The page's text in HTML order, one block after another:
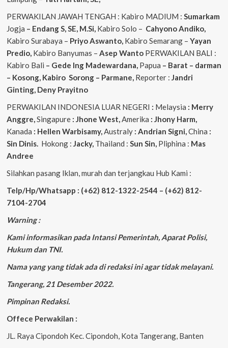
PERWAKILAN JAWAH TENGAH : Kabiro MADIUM : Sumarkam
Jogja – Endang S, SE, M.Si, Kabiro Solo – CahyonoAndiko,
Kabiro Surabaya – PriyoAswanto, Kabiro Semarang – Yayan
Predio, Kabiro Banyumas – Asep WantoPERWAKILAN BALI :
Kabiro Bali – Gede Ing Madewardana, Papua – Barat – darman
– Kosong, Kabiro Sorong – Parmane, Reporter : Jandri
Ginting, Deny Prayitno
PERWAKILAN INDONESIA LUAR NEGERI : Melaysia : Merry
Anggre,Singapure: Jhone West,Amerika : Jhony Harm,
Kanada : Hellen Warbisamy,Australy : Andrian Signi,China :
Sin Dinis. Hokong : Jacky, Thailand : Sun Sin, Pliphina : Mas
Andree
Silahkan pasang Iklan, murah dan terjangkau Hub Kami :
Telp/Hp/Whatsapp : (+62) 812-1322-2544 – (+62) 812-
7104-2704
Warning :
Kami informasikan pada Intansi Pemerintah, Aparat Polisi,
Hukum dan TNI.
Nama yang yang tidak ada di redaksi ini agar tidak melayani.
Tangerang, 21 Desember 2022.
Pimpinan Redaksi.
Offece Perwakilan :
JL. Raya Cipondoh Kec. Cipondoh, Kota Tangerang, Banten